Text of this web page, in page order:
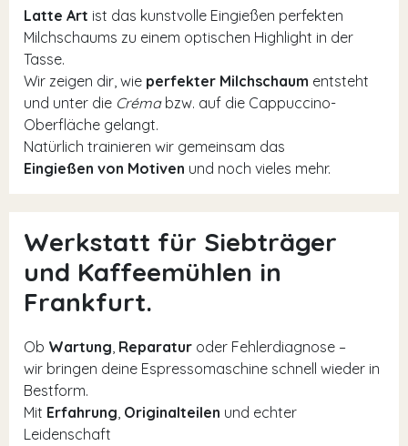
Latte Art ist das kunstvolle Eingießen perfekten
Milchschaums zu einem optischen Highlight in der
Tasse.
Wir zeigen dir, wie perfekter Milchschaum entsteht
und unter die Crémabzw. auf die Cappuccino-
Oberfläche gelangt.
Natürlich trainieren wir gemeinsam das
Eingießen von Motiven und noch vieles mehr.
Werkstatt für Siebträger
und Kaffeemühlen in
Frankfurt.
Ob Wartung, Reparatur oder Fehlerdiagnose –
wir bringen deine Espressomaschine schnell wieder in
Bestform.
Mit Erfahrung, Originalteilen und echter
Leidenschaft